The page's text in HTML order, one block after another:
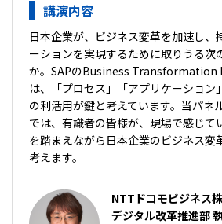
講演内容
日本企業が、ビジネス変革を加速し、
ーションを実現するために取りうる次
か。SAPのBusiness Transformation
は、「プロセス」「アプリケーション
の利活用が鍵と考えています。当パネ
では、有識者の皆様が、現場で感じて
を踏まえながら日本企業のビジネス変
考えます。
NTTドコモビジネス
デジタル改革推進部